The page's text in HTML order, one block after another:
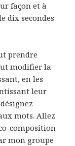
façon et à
dix secondes
prendre
modifier la
en les
leur
mots. Allez
composition
mon groupe